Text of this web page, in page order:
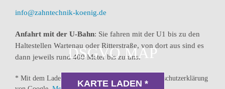
info@zahntechnik-koenig.de
Anfahrt mit der U-Bahn: Sie fahren mit der U1 bis zu den
Haltestellen Wartenau oder Ritterstraße, von dort aus sind es
dann jeweils rund 400 Meter bis zu uns.
DSGVO MAP
KARTE LADEN *
* Mit dem Laden der Karte akzeptierst du die Datenschutzerklärung